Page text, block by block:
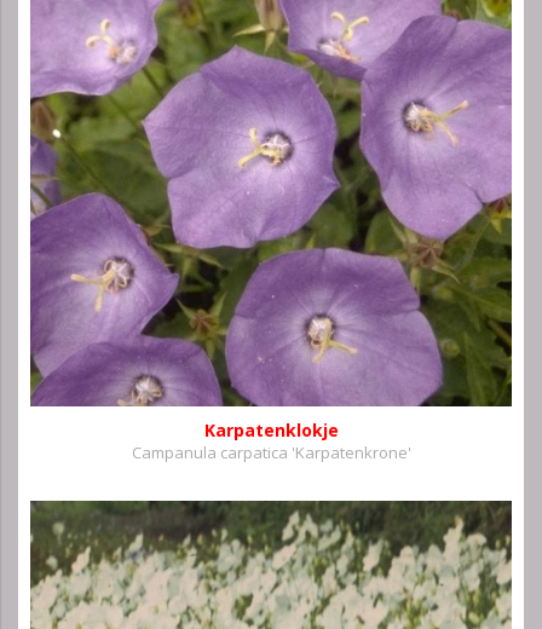
Karpatenklokje
Campanula carpatica 'Karpatenkrone'